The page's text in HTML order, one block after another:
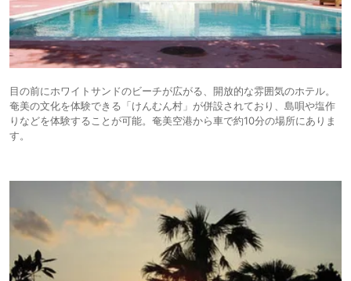
目の前にホワイトサンドのビーチが広がる、開放的な雰囲気のホテル。
奄美の文化を体験できる「けんむん村」が併設されており、島唄や塩作
りなどを体験することが可能。奄美空港から車で約10分の場所にありま
す。